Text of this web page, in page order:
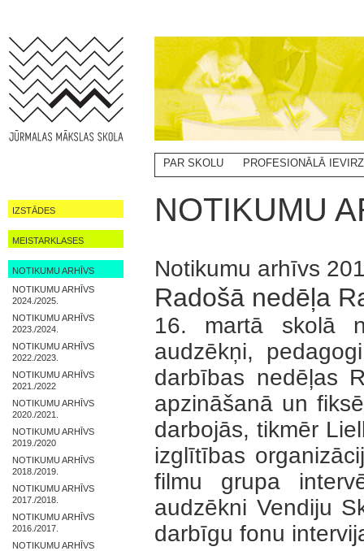
IZSTĀDES
MEISTARKLASES
NOTIKUMU ARHĪVS
NOTIKUMU ARHĪVS
2024./2025.
NOTIKUMU ARHĪVS
2023./2024.
NOTIKUMU ARHĪVS
2022./2023.
NOTIKUMU ARHĪVS
2021./2022
NOTIKUMU ARHĪVS
2020./2021.
NOTIKUMU ARHĪVS
2019./2020
NOTIKUMU ARHĪVS
2018./2019.
NOTIKUMU ARHĪVS
2017./2018.
NOTIKUMU ARHĪVS
2016./2017.
NOTIKUMU ARHĪVS
PAR SKOLU
PROFESIONĀLĀ
NOTIKUMU
Notikumu arhīvs
Radošā nedēļa
16. martā skolā
audzēkņi,
darbības nedēļas
apzināšanā un
darbojās, tikmēr
izglītības
filmu grupa
audzēkni Vendiju
darbīgu fonu